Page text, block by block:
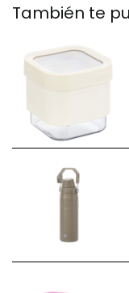
También te